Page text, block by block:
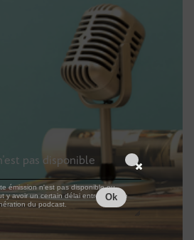
pas disponible
émission n'est pas disponible ou
y avoir un certain délai entre la fin de
du podcast.
Ok